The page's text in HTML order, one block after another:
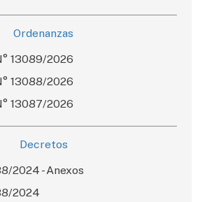
Ordenanzas
13089/2026
13088/2026
13087/2026
Decretos
2024 - Anexos
2024